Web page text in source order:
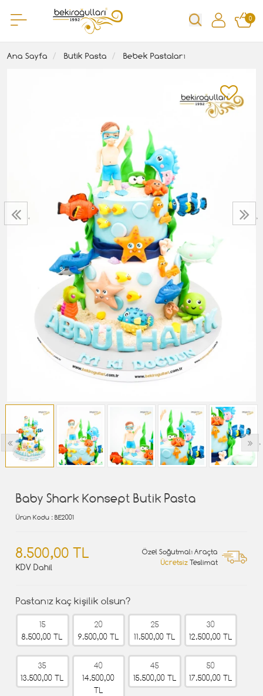
0
Ana Sayfa Butik Pasta Bebek Pastaları
‹ ›
‹ ›
Baby Shark Konsept Butik Pasta
Ürün Kodu : BE2001
8.500,00 TL
KDV Dahil
Özel Soğutmalı Araçta
Ücretsiz Teslimat
Pastanız kaç kişilik olsun?
15
8.500,00 TL
20
9.500,00 TL
25
11.500,00 TL
30
12.500,00 TL
35
13.500,00 TL
40
14.500,00
TL
45
15.500,00 TL
50
17.500,00 TL